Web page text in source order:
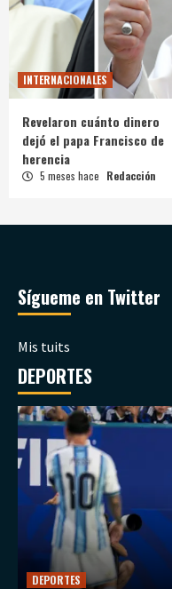
INTERNACIONALES
Revelaron cuánto dinero
dejó el papa Francisco de
herencia
5 meses hace Redacción
Sígueme en Twitter
Mis tuits
DEPORTES
DEPORTES